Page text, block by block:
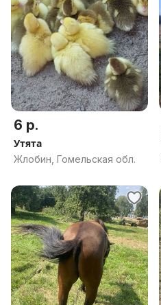
6 р.
Утята
Жлобин, Гомельская обл.